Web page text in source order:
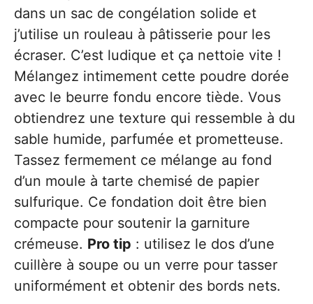
dans un sac de congélation solide et
j’utilise un rouleau à pâtisserie pour les
écraser. C’est ludique et ça nettoie vite !
Mélangez intimement cette poudre dorée
avec le beurre fondu encore tiède. Vous
obtiendrez une texture qui ressemble à du
sable humide, parfumée et prometteuse.
Tassez fermement ce mélange au fond
d’un moule à tarte chemisé de papier
sulfurique. Ce fondation doit être bien
compacte pour soutenir la garniture
crémeuse. Pro tip : utilisez le dos d’une
cuillère à soupe ou un verre pour tasser
uniformément et obtenir des bords nets.